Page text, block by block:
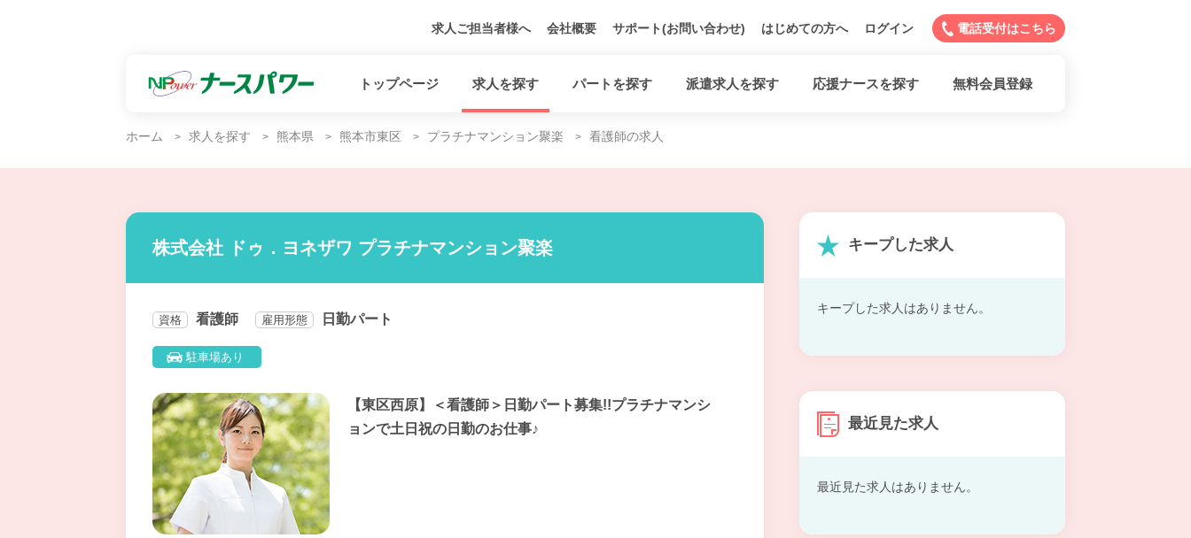
求人ご担当者様へ 会社概要 サポート(お問い合わせ) はじめての方へ ログイン 電話受付はこちら
トップページ 求人を探す パートを探す 派遣求人を探す 応援ナースを探す 無料会員登録
ホーム 求人を探す 熊本県 熊本市東区 プラチナマンション聚楽 看護師の求人
株式会社 ドゥ．ヨネザワ プラチナマンション聚楽
資格 看護師 雇用形態 日勤パート
駐車場あり
【東区西原】＜看護師＞日勤パート募集!!プラチナマンシ
ョンで土日祝の日勤のお仕事♪
キープした求人
キープした求人はありません。
最近見た求人
最近見た求人はありません。